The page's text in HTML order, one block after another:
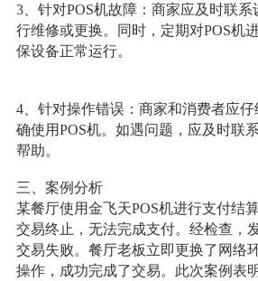
3、针对POS机故障：商家应及时联
行维修或更换。同时，定期对POS机
保设备正常运行。
4、针对操作错误：商家和消费者应
确使用POS机。如遇问题，应及时联
帮助。
三、案例分析
某餐厅使用金飞天POS机进行支付结
交易终止，无法完成支付。经检查，
交易失败。餐厅老板立即更换了网络
操作，成功完成了交易。此次案例表